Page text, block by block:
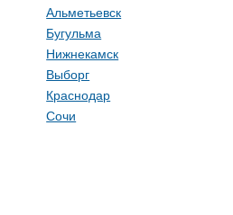
Альметьевск
Бугульма
Нижнекамск
Выборг
Краснодар
Сочи